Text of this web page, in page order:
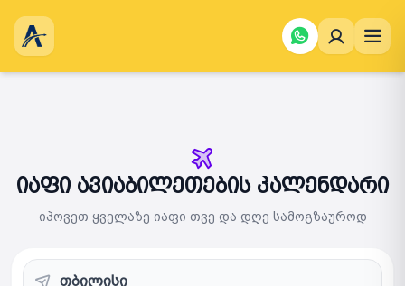
იაფი ავიაბილეთების კალენდარი
იპოვეთ ყველაზე იაფი თვე და დღე სამოგზაუროდ